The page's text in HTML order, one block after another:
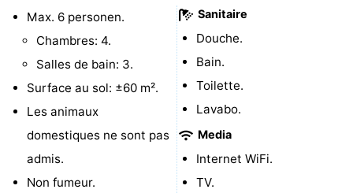
Points
vue
Attractions
Terrains
jeux
-
de
Bowling
-
Max. 6 personen.
Chambres: 4.
Salles de bain: 3.
Surface au sol: ±60 m².
Les animaux
domestiques ne sont pas
admis.
Non fumeur.
Sanitaire
Douche.
Bain.
Toilette.
Lavabo.
Media
Internet WiFi.
TV.